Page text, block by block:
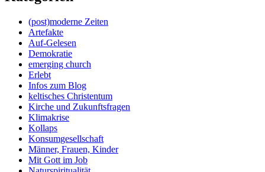
(post)moderne Zeiten
Artefakte
Auf-Gelesen
Demokratie
emerging church
Erlebt
Infos zum Blog
keltisches Christentum
Kirche und Zukunftsfragen
Klimakrise
Kollaps
Konsumgesellschaft
Männer, Frauen, Kinder
Mit Gott im Job